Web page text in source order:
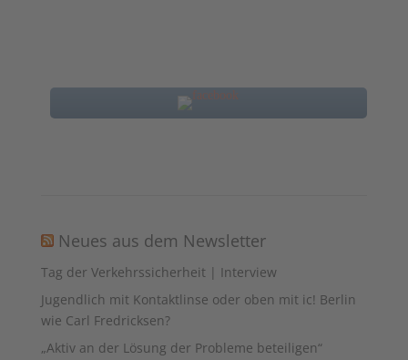
Neues aus dem Newsletter
Tag der Verkehrssicherheit | Interview
Jugendlich mit Kontaktlinse oder oben mit ic! Berlin
wie Carl Fredricksen?
„Aktiv an der Lösung der Probleme beteiligen“